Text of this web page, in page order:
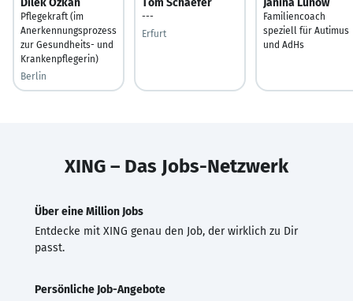
Pflegekraft (im
Anerkennungsprozess
zur Gesundheits- und
Krankenpflegerin)
Berlin
---
Erfurt
Familiencoach
speziell für Autimus
und AdHs
XING – Das Jobs-Netzwerk
Über eine Million Jobs
Entdecke mit XING genau den Job, der wirklich zu Dir
passt.
Persönliche Job-Angebote